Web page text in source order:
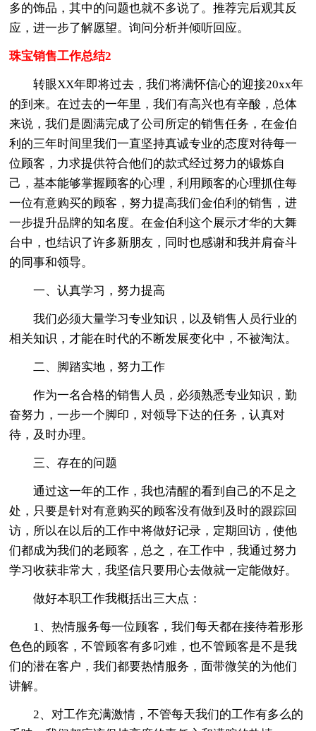
多的饰品，其中的问题也就不多说了。推荐完后观其反
应，进一步了解愿望。询问分析并倾听回应。
珠宝销售工作总结2
转眼XX年即将过去，我们将满怀信心的迎接20xx年
的到来。在过去的一年里，我们有高兴也有辛酸，总体
来说，我们是圆满完成了公司所定的销售任务，在金伯
利的三年时间里我们一直坚持真诚专业的态度对待每一
位顾客，力求提供符合他们的款式经过努力的锻炼自
己，基本能够掌握顾客的心理，利用顾客的心理抓住每
一位有意购买的顾客，努力提高我们金伯利的销售，进
一步提升品牌的知名度。在金伯利这个展示才华的大舞
台中，也结识了许多新朋友，同时也感谢和我并肩奋斗
的同事和领导。
一、认真学习，努力提高
我们必须大量学习专业知识，以及销售人员行业的
相关知识，才能在时代的不断发展变化中，不被淘汰。
二、脚踏实地，努力工作
作为一名合格的销售人员，必须熟悉专业知识，勤
奋努力，一步一个脚印，对领导下达的任务，认真对
待，及时办理。
三、存在的问题
通过这一年的工作，我也清醒的看到自己的不足之
处，只要是针对有意购买的顾客没有做到及时的跟踪回
访，所以在以后的工作中将做好记录，定期回访，使他
们都成为我们的老顾客，总之，在工作中，我通过努力
学习收获非常大，我坚信只要用心去做就一定能做好。
做好本职工作我概括出三大点：
1、热情服务每一位顾客，我们每天都在接待着形形
色色的顾客，不管顾客有多叼难，也不管顾客是不是我
们的潜在客户，我们都要热情服务，面带微笑的为他们
讲解。
2、对工作充满激情，不管每天我们的工作有多么的